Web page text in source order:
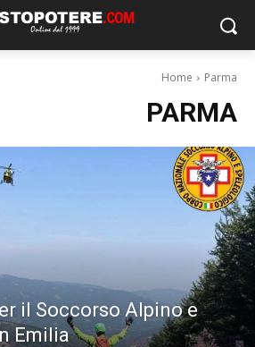
Home Parma
PARMA
il Soccorso Alpino e
Emilia